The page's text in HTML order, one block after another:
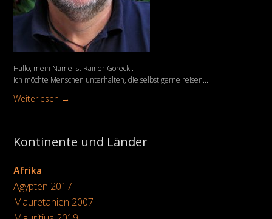
Hallo, mein Name ist Rainer Gorecki.
Ich möchte Menschen unterhalten, die selbst gerne reisen...
Weiterlesen →
Kontinente und Länder
Afrika
Ägypten 2017
Mauretanien 2007